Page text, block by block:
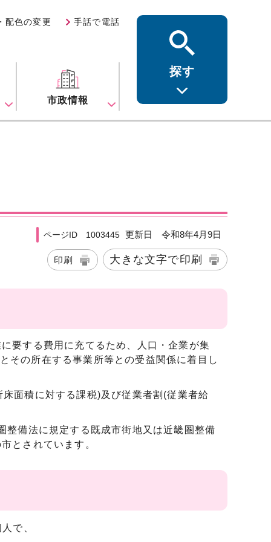
配色の変更 手話で電話
市政情報
探す
ページID 1003445 更新日 令和8年4月9日
印刷 大きな文字で印刷
要する費用に充てるため、人口・企業が集
その所在する事業所等との受益関係に着目し
面積に対する課税)及び従業者割(従業者給
整備法に規定する既成市街地又は近畿圏整備
とされています。
で、